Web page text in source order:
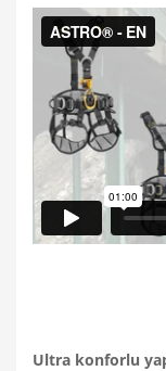
Ultra konforlu